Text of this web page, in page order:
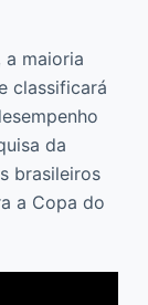
maioria
classificará
da
brasileiros
a Copa do